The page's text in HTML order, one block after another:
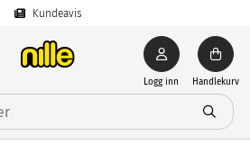
Kundeavis
Logg inn Handlekurv